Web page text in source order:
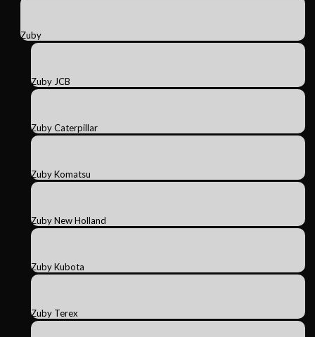
Zuby
Zuby JCB
Zuby Caterpillar
Zuby Komatsu
Zuby New Holland
Zuby Kubota
Zuby Terex